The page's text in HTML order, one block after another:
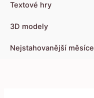
Textové hry
3D modely
Nejstahovanější měsíce